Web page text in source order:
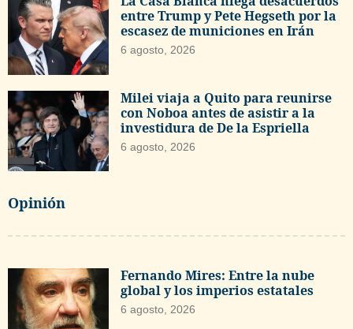
entre Trump y Pete Hegseth por la
escasez de municiones en Irán
6 agosto, 2026
Milei viaja a Quito para reunirse
con Noboa antes de asistir a la
investidura de De la Espriella
6 agosto, 2026
Opinión
Fernando Mires: Entre la nube
global y los imperios estatales
6 agosto, 2026